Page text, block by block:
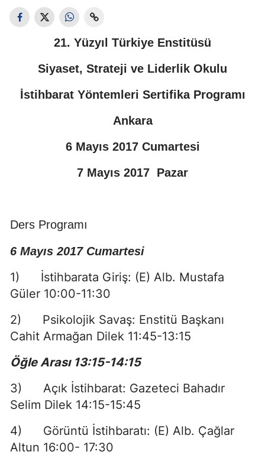
21. Yüzyıl Türkiye Enstitüsü
Siyaset, Strateji ve Liderlik Okulu
İstihbarat Yöntemleri Sertifika Programı
Ankara
6 Mayıs 2017 Cumartesi
7 Mayıs 2017 Pazar
Ders Programı
6 Mayıs 2017 Cumartesi
1) İstihbarata Giriş: (E) Alb. Mustafa
Güler 10:00-11:30
2) Psikolojik Savaş: Enstitü Başkanı
Cahit Armağan Dilek 11:45-13:15
Öğle Arası 13:15-14:15
3) Açık İstihbarat: Gazeteci Bahadır
Selim Dilek 14:15-15:45
4) Görüntü İstihbaratı: (E) Alb. Çağlar
Altun 16:00- 17:30